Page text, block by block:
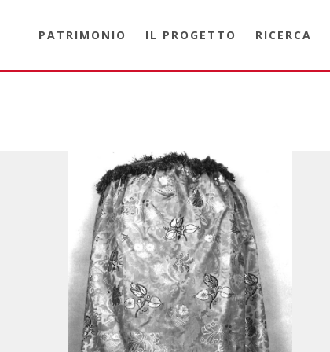
PATRIMONIO IL PROGETTO RICERCA